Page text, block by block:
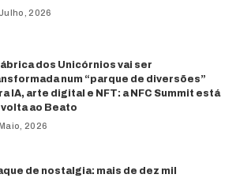
2026
dos Unicórnios vai ser
num “parque de diversões”
IA, arte digital e NFT: a NFC Summit está
volta ao Beato
2026
de nostalgia: mais de dez mil